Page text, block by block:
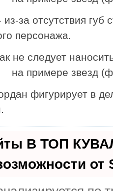
за отсутствия губ
персонажа.
фигурирует в
В ТОП
от